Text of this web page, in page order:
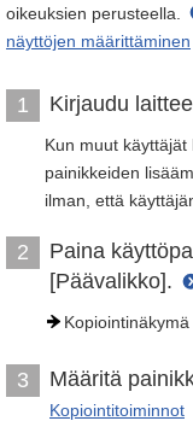
oikeuksien perusteella.
näyttöjen määrittäminen
1 Kirjaudu
Kun muut
painikkeiden
ilman, että
2
Paina
[Päävalikko].
Kopiointinäkymä
3 Määritä
Kopiointitoiminnot